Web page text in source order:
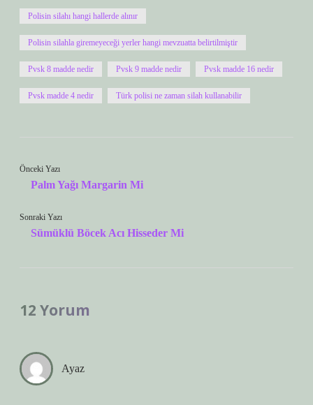
Polisin silahı hangi hallerde alınır
Polisin silahla giremeyeceği yerler hangi mevzuatta belirtilmiştir
Pvsk 8 madde nedir Pvsk 9 madde nedir Pvsk madde 16 nedir
Pvsk madde 4 nedir Türk polisi ne zaman silah kullanabilir
Önceki Yazı
Palm Yağı Margarin Mi
Sonraki Yazı
Sümüklü Böcek Acı Hisseder Mi
12 Yorum
Ayaz